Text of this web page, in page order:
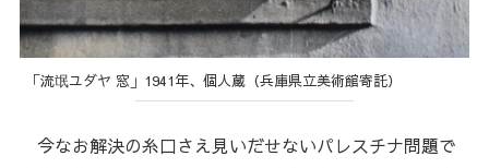
「流氓ユダヤ 窓」1941年、個人蔵（兵庫県立美術館寄託）
今なお解決の糸口さえ見いだせないパレスチナ問題で